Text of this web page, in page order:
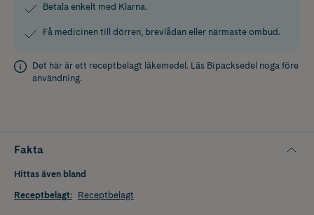
Betala enkelt med Klarna.
Få medicinen till dörren, brevlådan eller närmaste ombud.
Det här är ett receptbelagt läkemedel. Läs Bipacksedel noga före
användning.
Fakta
Hittas även bland
Receptbelagt: Receptbelagt